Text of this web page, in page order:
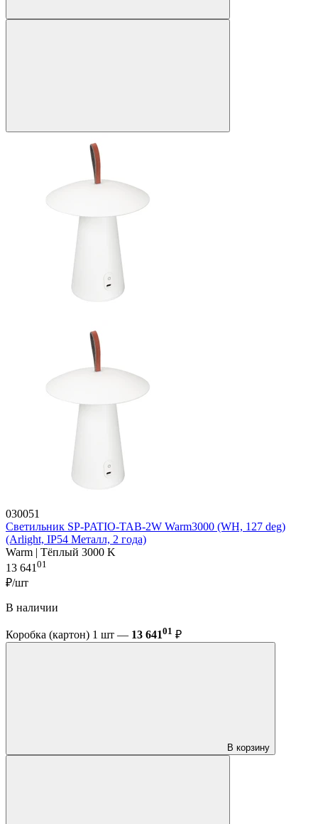
030051
Светильник SP-PATIO-TAB-2W Warm3000 (WH, 127 deg)
(Arlight, IP54 Металл, 2 года)
Warm | Тёплый 3000 K
13 641 01
₽/шт
В наличии
Коробка (картон) 1 шт — 13 64101 ₽
В корзину